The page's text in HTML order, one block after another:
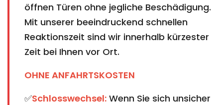
öffnen Türen ohne jegliche Beschädigung.
Mit unserer beeindruckend schnellen
Reaktionszeit sind wir innerhalb kürzester
Zeit bei Ihnen vor Ort.
OHNE ANFAHRTSKOSTEN
✅Schlosswechsel: Wenn Sie sich unsicher